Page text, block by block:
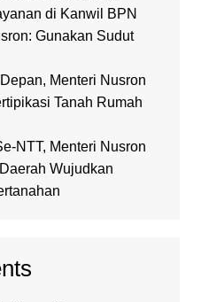
di Kanwil BPN
Gunakan Sudut
Menteri Nusron
Tanah Rumah
NTT, Menteri Nusron
Wujudkan